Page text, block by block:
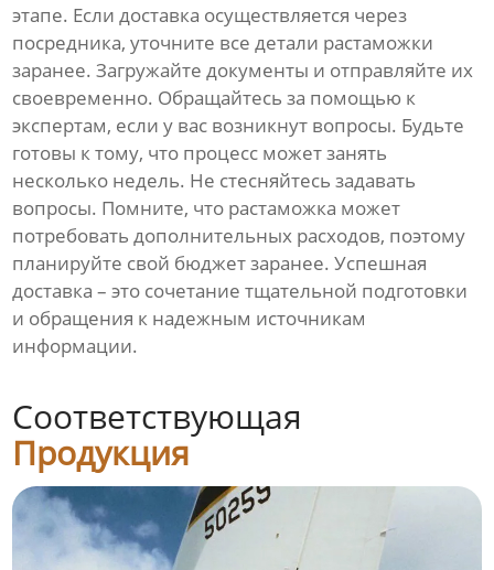
этапе. Если доставка осуществляется через
посредника, уточните все детали растаможки
заранее. Загружайте документы и отправляйте их
своевременно. Обращайтесь за помощью к
экспертам, если у вас возникнут вопросы. Будьте
готовы к тому, что процесс может занять
несколько недель. Не стесняйтесь задавать
вопросы. Помните, что растаможка может
потребовать дополнительных расходов, поэтому
планируйте свой бюджет заранее. Успешная
доставка – это сочетание тщательной подготовки
и обращения к надежным источникам
информации.
Соответствующая
Продукция